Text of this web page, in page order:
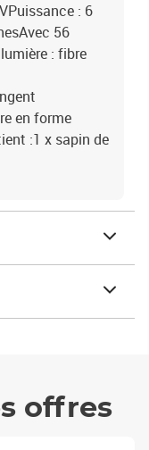
: 6
56
: fibre
en forme
:1 x sapin de
offres